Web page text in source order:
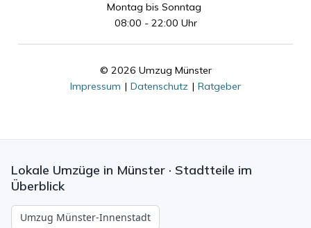
Montag bis Sonntag
08:00 - 22:00 Uhr
© 2026 Umzug Münster
Impressum | Datenschutz | Ratgeber
Lokale Umzüge in Münster · Stadtteile im
Überblick
Umzug Münster-Innenstadt